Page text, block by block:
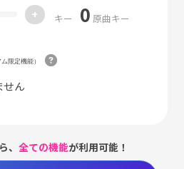
+ キー 0 原曲キー
ム限定機能）
せん
、全ての機能が利用可能！